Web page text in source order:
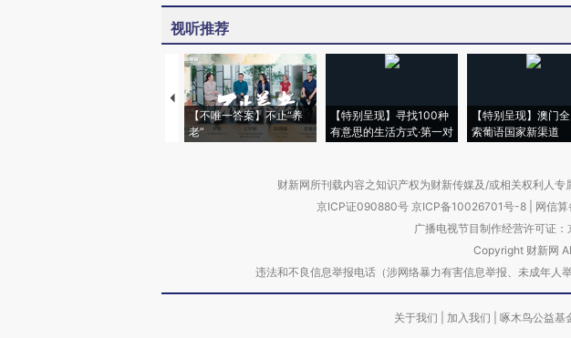
视听推荐
【不唯一答案】不止“养
老”
【特别呈现】寻找100种
有意思的生活方式·第一对
【特别呈现】澳门
索葡语国家新渠道
财新网所刊载内容之知识产权为财新传媒及/或相关权利人
京ICP证090880号 京ICP备10026701号-8 网信
广播电视节目制作经营许可证
Copyright 财新网
违法和不良信息举报电话（涉网络暴力有害信息举报、未成年
关于我们 加入我们 啄木鸟公益基